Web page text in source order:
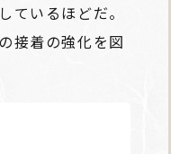
ているほどだ。
接着の強化を図